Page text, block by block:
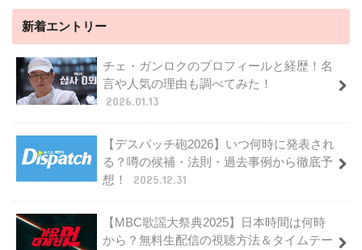
新着エントリー
チェ・ガンロクのプロフィールと経歴！名
言や人気の理由も調べてみた！
2026.01.13
【デスパッチ砲2026】いつ何時に発表され
る？噂の候補・法則・過去事例から徹底予
想！
2025.12.31
【MBC歌謡大祭典2025】日本時間は何時
から？無料生配信の視聴方法＆タイムテー